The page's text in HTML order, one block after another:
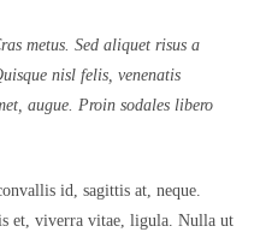
metus. Sed aliquet risus a
nisl felis, venenatis
augue. Proin sodales libero
id, sagittis at, neque.
et, viverra vitae, ligula. Nulla ut